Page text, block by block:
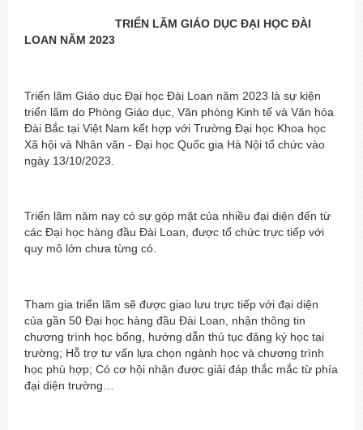
TRIỂN LÃM GIÁO DỤC ĐẠI HỌC ĐÀI
LOAN NĂM 2023
Triển lãm Giáo dục Đại học Đài Loan năm 2023 là sự kiện
triển lãm do Phòng Giáo dục, Văn phòng Kinh tế và Văn hóa
Đài Bắc tại Việt Nam kết hợp với Trường Đại học Khoa học
Xã hội và Nhân văn - Đại học Quốc gia Hà Nội tổ chức vào
ngày 13/10/2023.
Triển lãm năm nay có sự góp mặt của nhiều đại diện đến từ
các Đại học hàng đầu Đài Loan, được tổ chức trực tiếp với
quy mô lớn chưa từng có.
Tham gia triển lãm sẽ được giao lưu trực tiếp với đại diện
của gần 50 Đại học hàng đầu Đài Loan, nhận thông tin
chương trình học bổng, hướng dẫn thủ tục đăng ký học tại
trường; Hỗ trợ tư vấn lựa chọn ngành học và chương trình
học phù hợp; Có cơ hội nhận được giải đáp thắc mắc từ phía
đại diện trường…